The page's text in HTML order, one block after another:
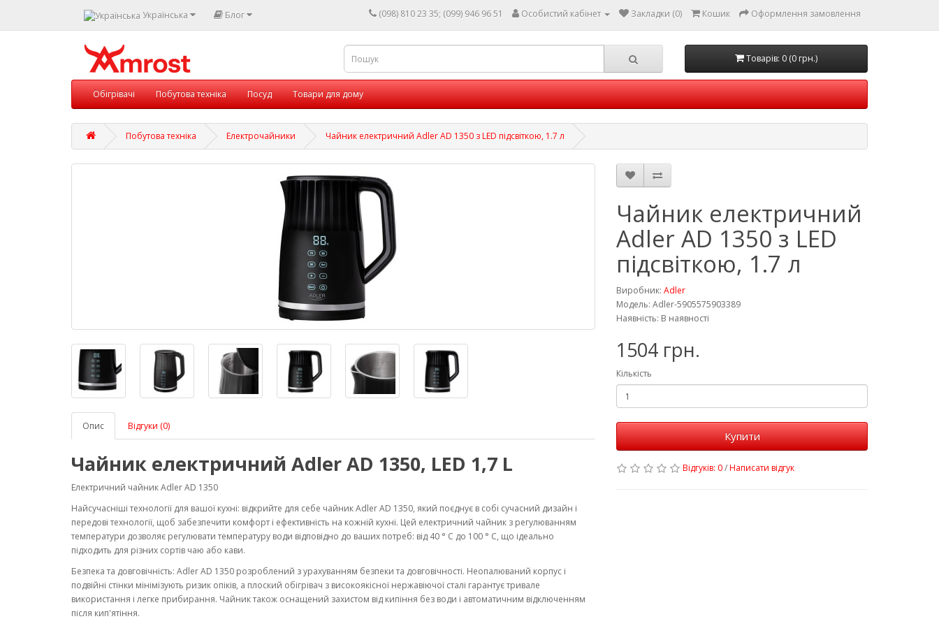
Українська Блог (098) 810 23 35; (099) 946 96 51 Особистий кабінет Закладки (0) Кошик Оформлення замовлення
Товарів: 0 (0 грн.)
Обігрівачі Побутова техніка Посуд Товари для дому
Побутова техніка Електрочайники Чайник електричний Adler AD 1350 з LED підсвіткою, 1.7 л
Опис Відгуки (0)
Чайник електричний Adler AD 1350, LED 1,7 L
Електричний чайник Adler AD 1350
Найсучасніші технології для вашої кухні: відкрийте для себе чайник Adler AD 1350, який поєднує в собі сучасний дизайн і
передові технології, щоб забезпечити комфорт і ефективність на кожній кухні. Цей електричний чайник з регулюванням
температури дозволяє регулювати температуру води відповідно до ваших потреб: від 40 ° C до 100 ° C, що ідеально
підходить для різних сортів чаю або кави.
Безпека та довговічність: Adler AD 1350 розроблений з урахуванням безпеки та довговічності. Неопалюваний корпус і
подвійні стінки мінімізують ризик опіків, а плоский обігрівач з високоякісної нержавіючої сталі гарантує тривале
використання і легке прибирання. Чайник також оснащений захистом від кипіння без води і автоматичним відключенням
після кип'ятіння.
Чайник електричний
Adler AD 1350 з LED
підсвіткою, 1.7 л
Виробник: Adler
Модель: Adler-5905575903389
Наявність: В наявності
1504 грн.
Кількість
Купити
Відгуків: 0/Написати відгук